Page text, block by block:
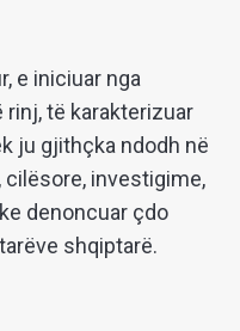
e iniciuar nga
të karakterizuar
ju gjithçka ndodh në
cilësore, investigime,
denoncuar çdo
shqiptarë.